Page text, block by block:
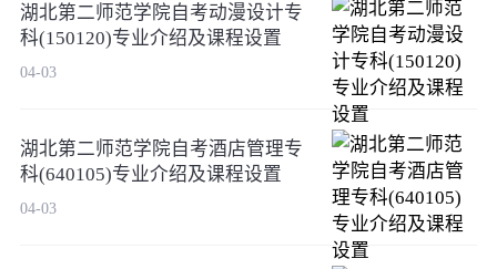
湖北第二师范学院自考动漫设计专
科(150120)专业介绍及课程设置
04-03
湖北第二师范学院自考酒店管理专
科(640105)专业介绍及课程设置
04-03